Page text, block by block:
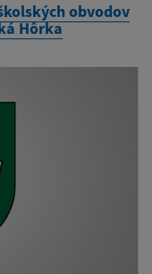
obvodov
Hôrka